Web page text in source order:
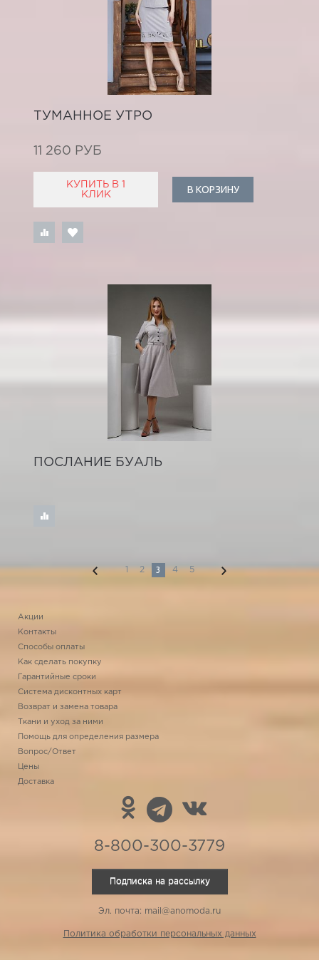
ТУМАННОЕ УТРО
11 260 РУБ
КУПИТЬ В 1
КЛИК
В КОРЗИНУ
ПОСЛАНИЕ БУАЛЬ
1 2 3 4 5
Акции
Контакты
Способы оплаты
Как сделать покупку
Гарантийные сроки
Система дисконтных карт
Возврат и замена товара
Ткани и уход за ними
Помощь для определения размера
Вопрос/Ответ
Цены
Доставка
8-800-300-3779
Подписка на рассылку
Эл. почта: mail@anomoda.ru
Политика обработки персональных данных